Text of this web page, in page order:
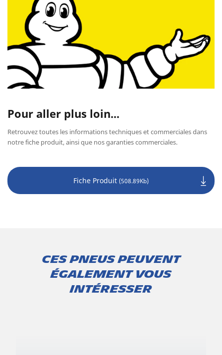
Pour aller plus loin...
Retrouvez toutes les informations techniques et commerciales dans
notre fiche produit, ainsi que nos garanties commerciales.
Fiche Produit (508.89Kb)
Ces pneus peuvent
également vous
intéresser